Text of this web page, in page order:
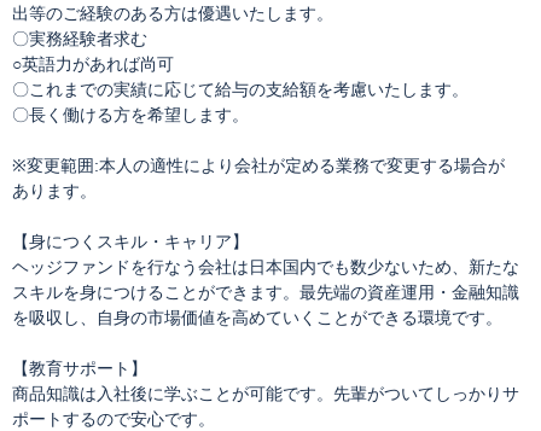
出等のご経験のある方は優遇いたします。
〇実務経験者求む
○英語力があれば尚可
〇これまでの実績に応じて給与の支給額を考慮いたします。
〇長く働ける方を希望します。
※変更範囲:本人の適性により会社が定める業務で変更する場合が
あります。
【身につくスキル・キャリア】
ヘッジファンドを行なう会社は日本国内でも数少ないため、新たな
スキルを身につけることができます。最先端の資産運用・金融知識
を吸収し、自身の市場価値を高めていくことができる環境です。
【教育サポート】
商品知識は入社後に学ぶことが可能です。先輩がついてしっかりサ
ポートするので安心です。